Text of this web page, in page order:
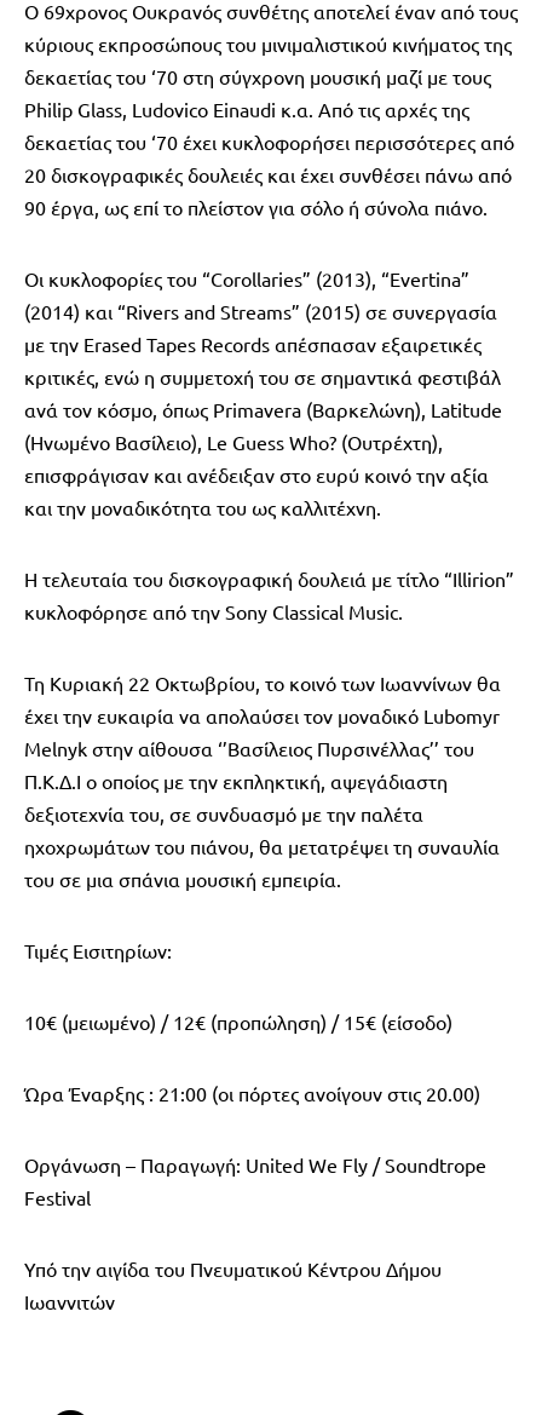
Ο 69χρονος Ουκρανός συνθέτης αποτελεί έναν από τους
κύριους εκπροσώπους του μινιμαλιστικού κινήματος της
δεκαετίας του ‘70 στη σύγχρονη μουσική μαζί με τους
Philip Glass, Ludovico Einaudi κ.α. Από τις αρχές της
δεκαετίας του ‘70 έχει κυκλοφορήσει περισσότερες από
20 δισκογραφικές δουλειές και έχει συνθέσει πάνω από
90 έργα, ως επί το πλείστον για σόλο ή σύνολα πιάνο.
Οι κυκλοφορίες του “Corollaries” (2013), “Evertina”
(2014) και “Rivers and Streams” (2015) σε συνεργασία
με την Erased Tapes Records απέσπασαν εξαιρετικές
κριτικές, ενώ η συμμετοχή του σε σημαντικά φεστιβάλ
ανά τον κόσμο, όπως Primavera (Βαρκελώνη), Latitude
(Ηνωμένο Βασίλειο), Le Guess Who? (Ουτρέχτη),
επισφράγισαν και ανέδειξαν στο ευρύ κοινό την αξία
και την μοναδικότητα του ως καλλιτέχνη.
Η τελευταία του δισκογραφική δουλειά με τίτλο “Illirion”
κυκλοφόρησε από την Sony Classical Music.
Τη Κυριακή 22 Οκτωβρίου, το κοινό των Ιωαννίνων θα
έχει την ευκαιρία να απολαύσει τον μοναδικό Lubomyr
Melnyk στην αίθουσα ‘’Βασίλειος Πυρσινέλλας’’ του
Π.Κ.Δ.Ι ο οποίος με την εκπληκτική, αψεγάδιαστη
δεξιοτεχνία του, σε συνδυασμό με την παλέτα
ηχοχρωμάτων του πιάνου, θα μετατρέψει τη συναυλία
του σε μια σπάνια μουσική εμπειρία.
Τιμές Εισιτηρίων:
10€ (μειωμένο) / 12€ (προπώληση) / 15€ (είσοδο)
Ώρα Έναρξης : 21:00 (οι πόρτες ανοίγουν στις 20.00)
Οργάνωση – Παραγωγή: United We Fly / Soundtrope
Festival
Υπό την αιγίδα του Πνευματικού Κέντρου Δήμου
Ιωαννιτών